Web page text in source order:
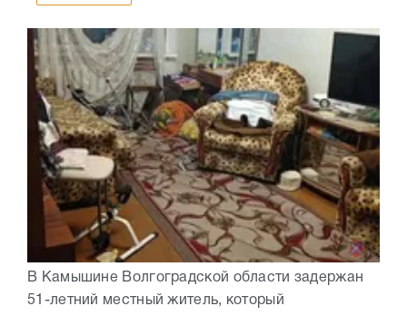
В Камышине Волгоградской области задержан
51-летний местный житель, который